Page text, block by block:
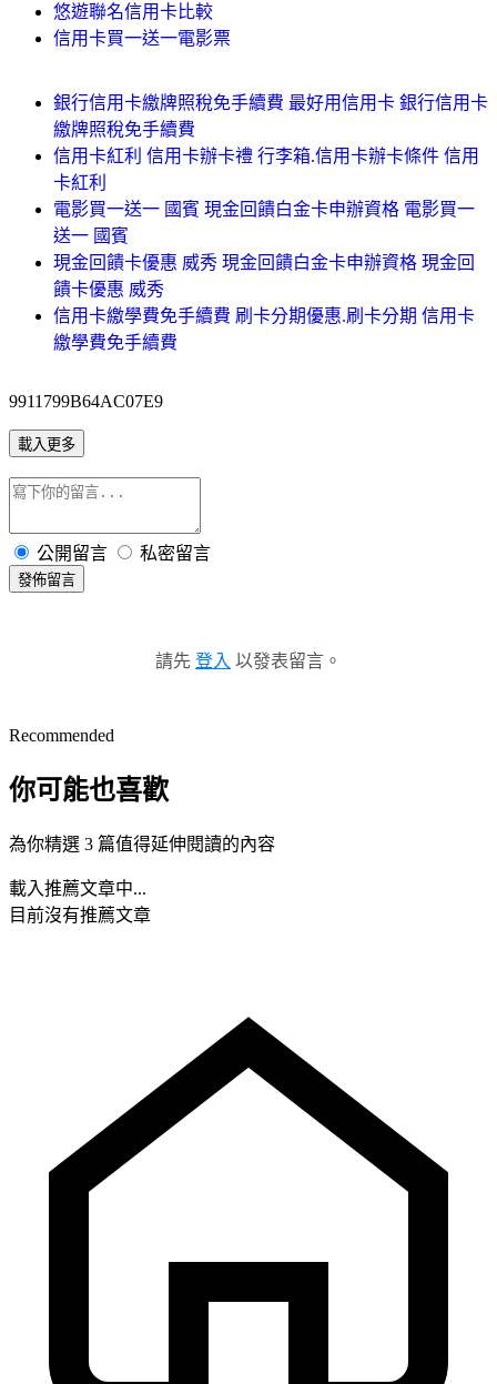
悠遊聯名信用卡比較
信用卡買一送一電影票
銀行信用卡繳牌照稅免手續費 最好用信用卡 銀行信用卡
繳牌照稅免手續費
信用卡紅利 信用卡辦卡禮 行李箱.信用卡辦卡條件 信用
卡紅利
電影買一送一 國賓 現金回饋白金卡申辦資格 電影買一
送一 國賓
現金回饋卡優惠 威秀 現金回饋白金卡申辦資格 現金回
饋卡優惠 威秀
信用卡繳學費免手續費 刷卡分期優惠.刷卡分期 信用卡
繳學費免手續費
9911799B64AC07E9
載入更多
公開留言 私密留言
發佈留言
請先 登入 以發表留言。
Recommended
你可能也喜歡
為你精選 3 篇值得延伸閱讀的內容
載入推薦文章中...
目前沒有推薦文章